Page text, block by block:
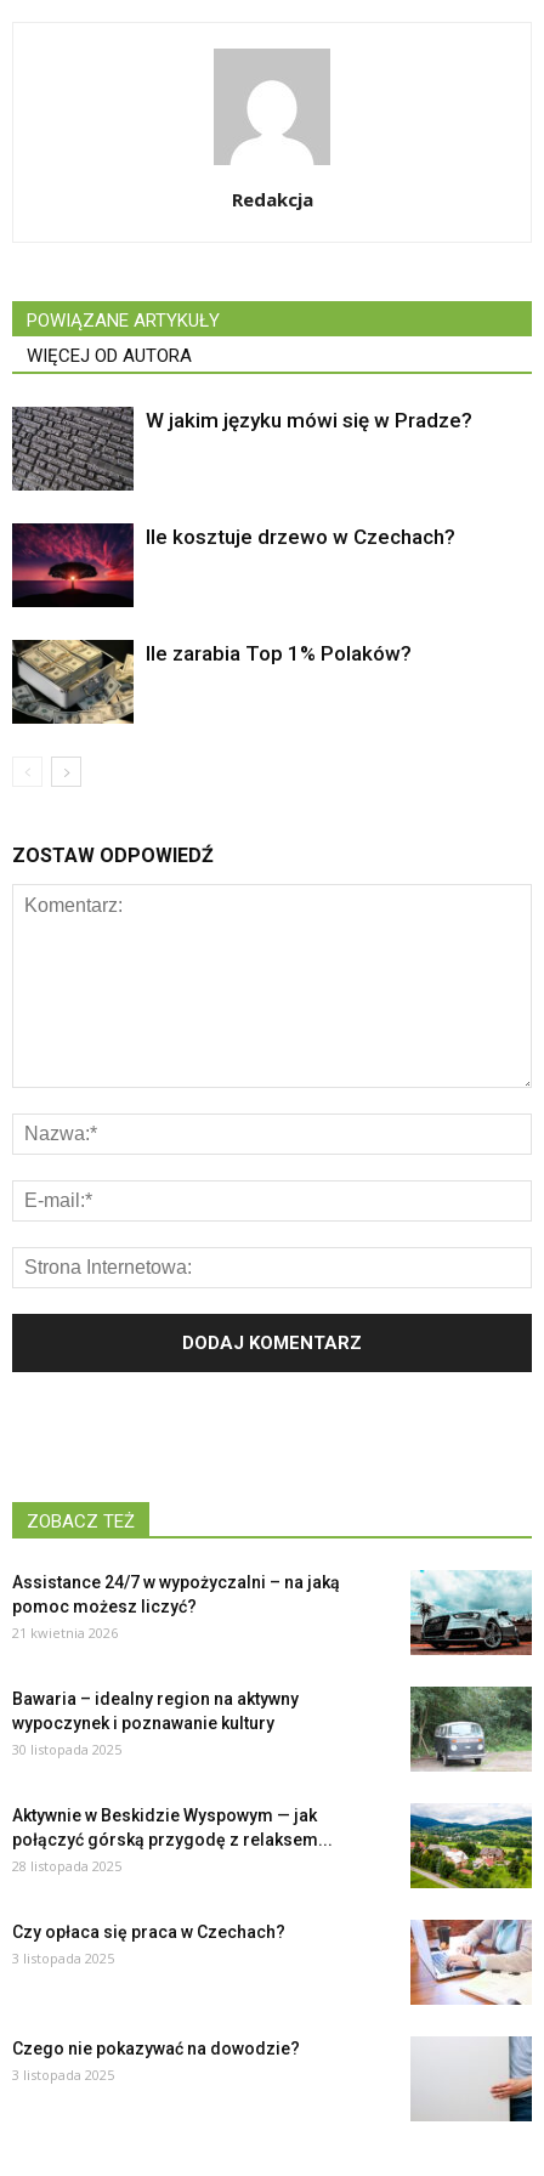
Redakcja
POWIĄZANE ARTYKUŁY
WIĘCEJ OD AUTORA
W jakim języku mówi się w Pradze?
Ile kosztuje drzewo w Czechach?
Ile zarabia Top 1% Polaków?
ZOSTAW ODPOWIEDŹ
ZOBACZ TEŻ
Assistance 24/7 w wypożyczalni – na jaką
pomoc możesz liczyć?
21 kwietnia 2026
Bawaria – idealny region na aktywny
wypoczynek i poznawanie kultury
30 listopada 2025
Aktywnie w Beskidzie Wyspowym — jak
połączyć górską przygodę z relaksem...
28 listopada 2025
Czy opłaca się praca w Czechach?
3 listopada 2025
Czego nie pokazywać na dowodzie?
3 listopada 2025